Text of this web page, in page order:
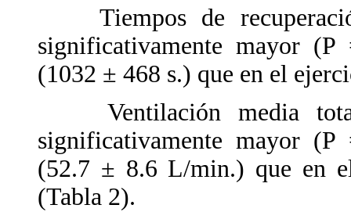
Tiempos de
significativamente mayor
(1032 ± 468 s.) que en el
Ventilación media
significativamente mayor
(52.7 ± 8.6 L/min.) que en
(Tabla 2).